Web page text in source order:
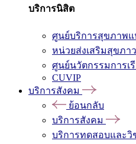
บริการนิสิต
ศูนย์บริการสุขภาพแ
หน่วยส่งเสริมสุขภา
ศูนย์นวัตกรรมการเรี
CUVIP
บริการสังคม
ย้อนกลับ
บริการสังคม
บริการทดสอบและวิ